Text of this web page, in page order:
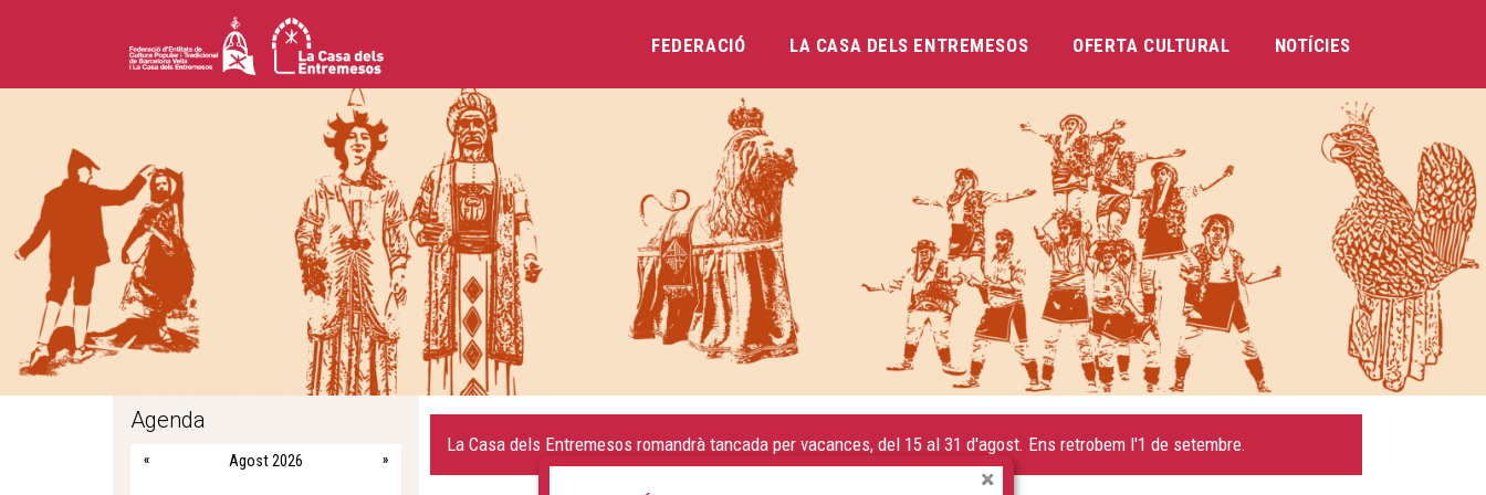
FEDERACIÓ LA CASA DELS ENTREMESOS OFERTA CULTURAL NOTÍCIES
La Casa dels Entremesos romandrà tancada per vacances, del 15 al 31 d'agost. Ens retrobem l'1 de setembre.
Agenda
Agost 2026
« »